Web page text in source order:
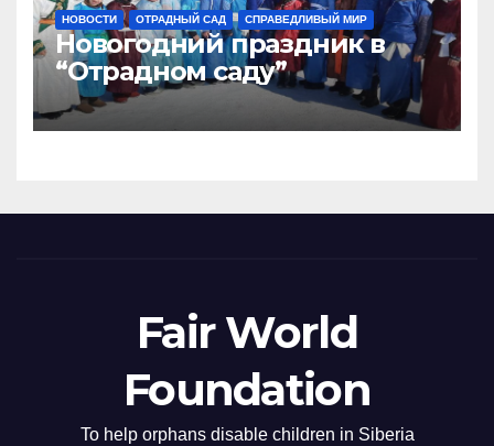
НОВОСТИ ОТРАДНЫЙ САД СПРАВЕДЛИВЫЙ МИР
Новогодний праздник в
“Отрадном саду”
Fair World
Foundation
To help orphans disable children in Siberia